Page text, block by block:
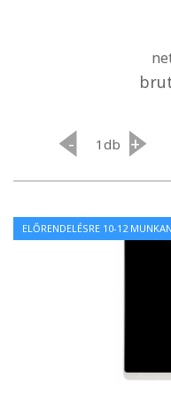
- db +
ELŐRENDELÉSRE 10-12